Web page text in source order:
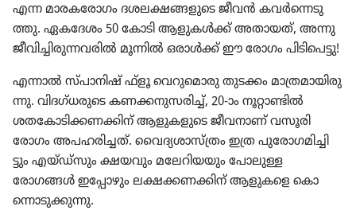
എന്ന മാരക​രോ​ഗം ദശലക്ഷ​ങ്ങ​ളു​ടെ ജീവൻ കവർന്നെ​ടു​
ത്തു. ഏകദേശം 50 കോടി ആളുകൾക്ക്‌ അതായത്‌, അന്നു
ജീവി​ച്ചി​രു​ന്ന​വ​രിൽ മൂന്നിൽ ഒരാൾക്ക്‌ ഈ രോഗം പിടി​പെട്ടു!
എന്നാൽ സ്‌പാ​നിഷ്‌ ഫ്‌ളൂ വെറു​മൊ​രു തുടക്കം മാത്ര​മാ​യി​രു​
ന്നു. വിദഗ്‌ധ​രു​ടെ കണക്കനു​സ​രിച്ച്‌, 20-ാം നൂറ്റാ​ണ്ടിൽ
ശതകോ​ടി​ക്ക​ണ​ക്കിന്‌ ആളുക​ളു​ടെ ജീവനാണ്‌ വസൂരി
രോഗം അപഹരി​ച്ചത്‌. വൈദ്യ​ശാ​സ്‌ത്രം ഇത്ര പുരോ​ഗ​മി​ച്ചി​
ട്ടും എയ്‌ഡ്‌സും ക്ഷയവും മലേറി​യ​യും പോലുള്ള
രോഗങ്ങൾ ഇപ്പോ​ഴും ലക്ഷക്കണ​ക്കിന്‌ ആളുകളെ കൊ​
ന്നൊ​ടു​ക്കു​ന്നു.